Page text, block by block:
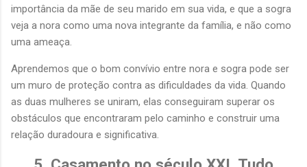
importância da mãe de seu marido em sua vida, e que a sogra
veja a nora como uma nova integrante da família, e não como
uma ameaça.
Aprendemos que o bom convívio entre nora e sogra pode ser
um muro de proteção contra as dificuldades da vida. Quando
as duas mulheres se uniram, elas conseguiram superar os
obstáculos que encontraram pelo caminho e construir uma
relação duradoura e significativa.